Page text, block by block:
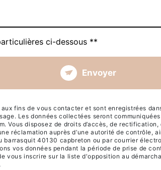
ci-dessous **
Envoyer
fins de vous contacter et sont enregistrées
Les données collectées seront
disposez de droits d’accès, de
réclamation auprès d’une autorité de contrôle,
barrasquit 40130 capbreton ou par courrier
vos données pendant la période de prise de
vous inscrire sur la liste d'opposition au